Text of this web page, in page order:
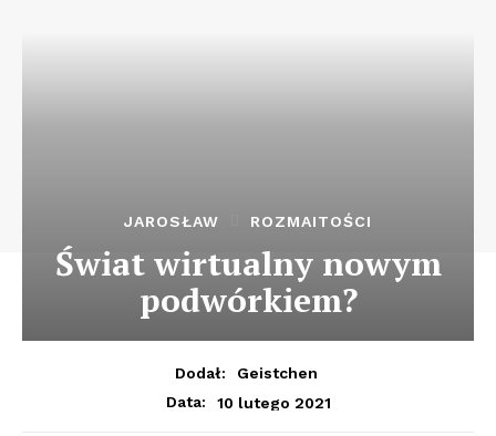
JAROSŁAW ROZMAITOŚCI
Świat wirtualny nowym
podwórkiem?
Dodał:
Geistchen
Data:
10 lutego 2021